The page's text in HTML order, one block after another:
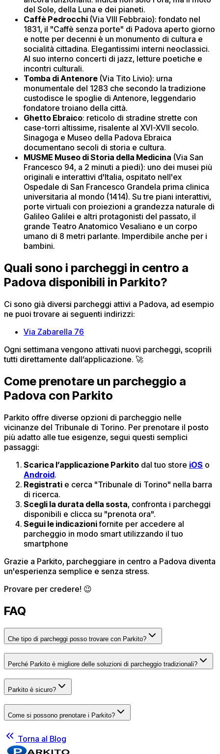
del Sole, della Luna e dei pianeti.
Caffè Pedrocchi (Via VIII Febbraio): fondato nel
1831, il "Caffè senza porte" di Padova aperto giorno
e notte per decenni è un monumento di cultura e
socialità cittadina. Elegantissimi interni neoclassici.
Al suo interno concerti di jazz, letture poetiche e
incontri culturali.
Tomba di Antenore (Via Tito Livio): urna
monumentale del 1283 che secondo la tradizione
custodisce le spoglie di Antenore, leggendario
fondatore troiano della città.
Ghetto Ebraico: reticolo di stradine strette con
case-torri altissime, risalente al XVI-XVII secolo.
Sinagoga e Museo della Padova Ebraica
documentano secoli di storia e cultura.
MUSME Museo di Storia della Medicina (Via San
Francesco 94, a 2 minuti a piedi): uno dei musei più
originali e interattivi d'Italia, ospitato nell'ex
Ospedale di San Francesco Grandela prima clinica
universitaria al mondo (1414). Su tre piani interattivi,
porte virtuali con proiezioni a grandezza naturale di
Galileo Galilei e altri protagonisti del passato, il
grande Teatro Anatomico Vesaliano e un corpo
umano di 8 metri parlante. Imperdibile anche per i
bambini.
Quali sono i parcheggi in centro a
Padova disponibili in Parkito?
Ci sono già diversi parcheggi attivi a Padova, ad esempio
ne puoi trovare ai seguenti indirizzi:
Via Zabarella 76
Ogni settimana vengono attivati nuovi parcheggi, scoprili
tutti direttamente dall’applicazione. 🚀
Come prenotare un parcheggio a
Padova con Parkito
Parkito offre diverse opzioni di parcheggio nelle
vicinanze del Tribunale di Torino. Per prenotare il posto
più adatto alle tue esigenze, segui questi semplici
passaggi:​
Scarica l’applicazione Parkito dal tuo store iOS o
Android.
Registrati e cerca "Tribunale di Torino" nella barra
di ricerca.
Scegli la durata della sosta, confronta i parcheggi
disponibili e clicca su "prenota ora".
Segui le indicazionifornite per accedere al
parcheggio in modo smart utilizzando il tuo
smartphone
Grazie a Parkito, parcheggiare in centro a Padova diventa
un'esperienza semplice e senza stress.
Provare per credere! 😉
FAQ
Che tipo di parcheggi posso trovare con Parkito?
Perché Parkito è migliore delle soluzioni di parcheggio tradizionali?
Parkito è sicuro?
Come si possono prenotare i Parkito?
Torna al Blog